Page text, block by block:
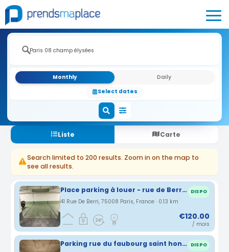
Monthly
Daily
Select dates
Liste Carte
Search limited to 200 results. Zoom in on the map to
see all results.
Place parking à louer - rue de Berri - PARIS 8 DISPO
41 Rue De Berri, 75008 Paris, France · 0.13 km
€120.00
/ mois
Parking rue du faubourg saint honoré DISPO